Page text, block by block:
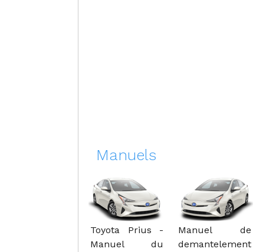
Manuels
Toyota Prius -
Manuel du
Manuel de
demantelement